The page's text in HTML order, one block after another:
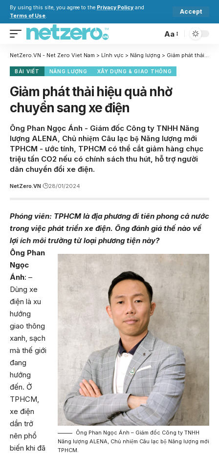
By using this site, you agree to the Privacy Policy and
Terms of Use.
Accept
Aa
NetZero.VN - Net Zero Viet Nam > Lĩnh vực > Năng lượng > Giảm phát thải hiệu quả nhờ chuyển sang xe điện
BÀI VIẾT NĂNG LƯỢNG XÂY DỰNG & GIAO THÔNG
Giảm phát thải hiệu quả nhờ
chuyển sang xe điện
Ông Phan Ngọc Ánh - Giám đốc Công ty TNHH Năng
lượng ALENA, Chủ nhiệm Câu lạc bộ Năng lượng mới
TPHCM - ước tính, TPHCM có thể cắt giảm hàng chục
triệu tấn CO2 nếu có chính sách thu hút, hỗ trợ người
dân chuyển đổi xe điện.
NetZero.VN 28/01/2024
Phóng viên: TPHCM là địa phương đi tiên phong cả nước
trong việc phát triển xe điện. Ông đánh giá thế nào về
lợi ích môi trường từ loại phương tiện này?
Ông Phan Ngọc Ánh – Giám đốc Công ty TNHH
Năng lượng ALENA, Chủ nhiệm Câu lạc bộ Năng lượng mới
TPHCM.
Ông Phan
Ngọc
Ánh: –
Dùng xe
điện là xu
hướng
giao thông
xanh, sạch
mà thế giới
đang
hướng
đến. Ở
TPHCM,
xe điện
dần trở
nên phổ
biến khi đã